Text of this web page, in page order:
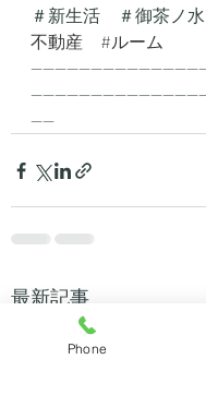
＃新生活　＃御茶ノ
不動産
#ルーム
----
最新記事
Phone